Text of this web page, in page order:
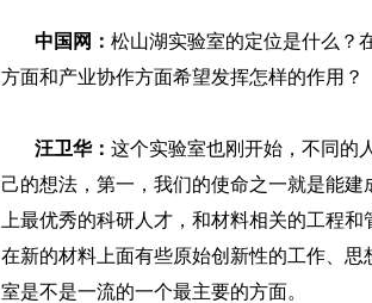
中国网： 松山湖实验室的定位是什么？
方面和产业协作方面希望发挥怎样的作用？
汪卫华： 这个实验室也刚开始，不同的
己的想法，第一，我们的使命之一就是能
上最优秀的科研人才，和材料相关的工程
在新的材料上面有些原始创新性的工作、
室是不是一流的一个最主要的方面。